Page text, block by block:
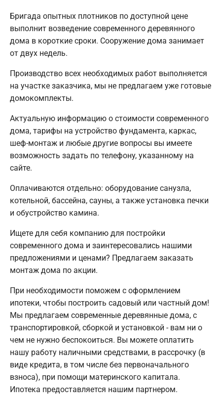
Бригада опытных плотников по доступной цене
выполнит возведение современного деревянного
дома в короткие сроки. Сооружение дома занимает
от двух недель.
Производство всех необходимых работ выполняется
на участке заказчика, мы не предлагаем уже готовые
домокомплекты.
Актуальную информацию о стоимости современного
дома, тарифы на устройство фундамента, каркас,
шеф-монтаж и любые другие вопросы вы имеете
возможность задать по телефону, указанному на
сайте.
Оплачиваются отдельно: оборудование санузла,
котельной, бассейна, сауны, а также установка печки
и обустройство камина.
Ищете для себя компанию для постройки
современного дома и заинтересовались нашими
предложениями и ценами? Предлагаем заказать
монтаж дома по акции.
При необходимости поможем с оформлением
ипотеки, чтобы построить садовый или частный дом!
Мы предлагаем современные деревянные дома, с
транспортировкой, сборкой и установкой - вам ни о
чем не нужно беспокоиться. Вы можете оплатить
нашу работу наличными средствами, в рассрочку (в
виде кредита, в том числе без первоначального
взноса), при помощи материнского капитала.
Ипотека предоставляется нашим партнером.